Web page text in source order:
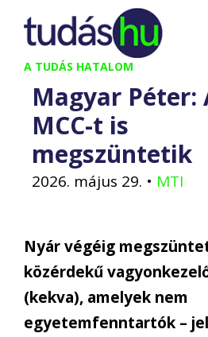
Kilépés
tartalomba
A TUDÁS HATALOM
Magyar Péter:
MCC-t is
megszüntetik
2026. május 29. • MTI
Nyár végéig
közérdekű
(kekva), amelyek nem
egyetemfenntartók –